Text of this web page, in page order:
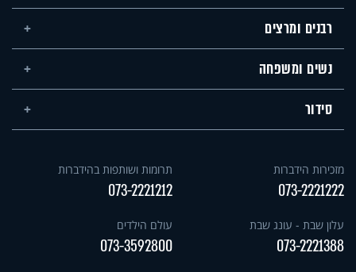
רבנים ומרצים
נשים ומשפחה
סידור
מזכירות הידברות
073-2221222
תרומות ושותפות בהידברות
073-2221212
עלון שבת - עונג שבת
073-2221388
עולם הילדים
073-3592800